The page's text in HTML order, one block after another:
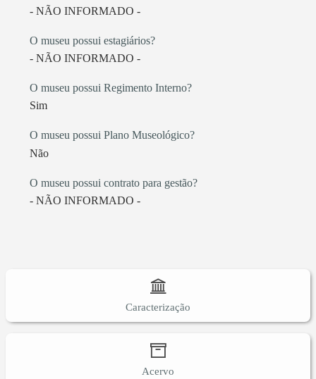
- NÃO INFORMADO -
O museu possui estagiários?
- NÃO INFORMADO -
O museu possui Regimento Interno?
Sim
O museu possui Plano Museológico?
Não
O museu possui contrato para gestão?
- NÃO INFORMADO -
Caracterização
Acervo